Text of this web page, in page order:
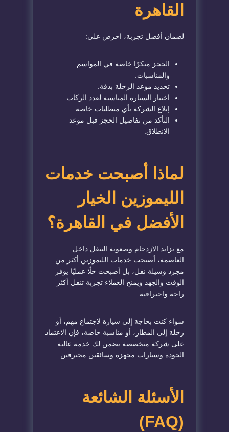
القاهرة
لضمان أفضل تجربة، احرص على:
الحجز مبكرًا خاصة في المواسم
والمناسبات.
تحديد موعد الرحلة بدقة.
اختيار السيارة المناسبة لعدد الركاب.
إبلاغ الشركة بأي متطلبات خاصة.
التأكد من تفاصيل الحجز قبل موعد
الانطلاق.
لماذا أصبحت خدمات
الليموزين الخيار
الأفضل في القاهرة؟
مع تزايد الازدحام وصعوبة التنقل داخل
العاصمة، أصبحت خدمات الليموزين أكثر من
مجرد وسيلة نقل، بل أصبحت حلًا عمليًا يوفر
الوقت والجهد ويمنح العملاء تجربة تنقل أكثر
راحة واحترافية.
سواء كنت بحاجة إلى سيارة لاجتماع مهم، أو
رحلة إلى المطار، أو مناسبة خاصة، فإن الاعتماد
على شركة متخصصة يضمن لك خدمة عالية
الجودة وسيارات مجهزة وسائقين محترفين.
الأسئلة الشائعة
(FAQ)